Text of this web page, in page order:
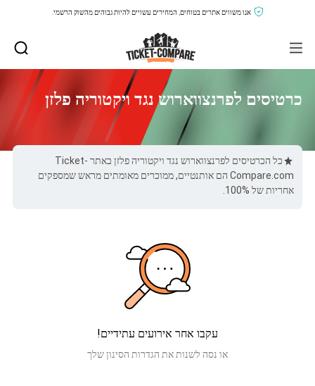
אנו משווים אתרים בטוחים, המחירים עשויים להיות גבוהים מהשוק הרשמי.
כרטיסים לפרנצווארוש נגד ויקטוריה פלזן
כל הכרטיסים לפרנצווארוש נגד ויקטוריה פלזן באתר Ticket-
Compare.com הם אותנטיים, ממוכרים מאומתים מראש שמספקים
אחריות של 100%.
עקבו אחר אירועים עתידיים!
או נסה לשנות את הגדרות הסינון שלך